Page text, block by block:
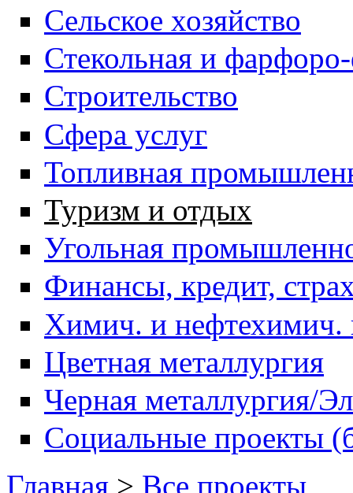
Сельское хозяйство
Стекольная и
Строительство
Сфера услуг
Топливная
Туризм и отдых
Угольная
Финансы, кредит,
Химич. и
Цветная металлургия
Черная металлургия/
Социальные проекты
Главная > Все проекты